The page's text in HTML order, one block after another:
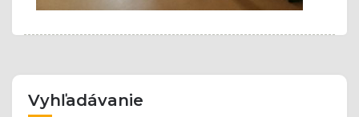
Vyhľadávanie